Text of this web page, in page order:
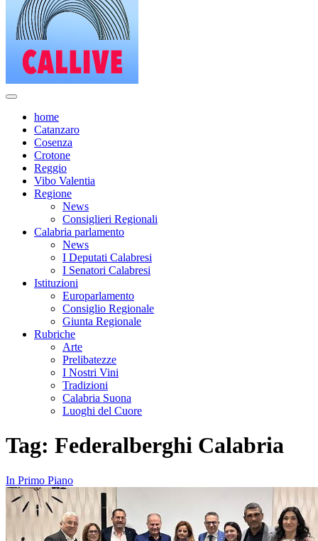
home
Catanzaro
Cosenza
Crotone
Reggio
Vibo Valentia
Regione
News
Consiglieri Regionali
Calabria parlamento
News
I Deputati Calabresi
I Senatori Calabresi
Istituzioni
Europarlamento
Consiglio Regionale
Giunta Regionale
Rubriche
Arte
Prelibatezze
I Nostri Vini
Tradizioni
Calabria Suona
Luoghi del Cuore
Tag: Federalberghi Calabria
In Primo Piano